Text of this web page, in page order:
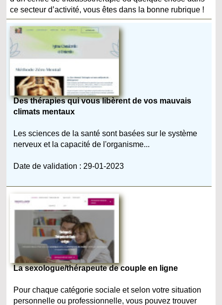
ce secteur d’activité, vous êtes dans la bonne rubrique !
Des thérapies qui vous libèrent de vos mauvais
climats mentaux
Les sciences de la santé sont basées sur le système
nerveux et la capacité de l'organisme...
Date de validation : 29-01-2023
La sexologue/thérapeute de couple en ligne
Pour chaque catégorie sociale et selon votre situation
personnelle ou professionnelle, vous pouvez trouver